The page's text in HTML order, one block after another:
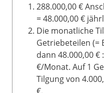
288.000,00 €
= 48.000,00 €
Die monatliche
Getriebeteilen (=
dann 48.000,00 €
€/Monat. Auf 1
Tilgung von